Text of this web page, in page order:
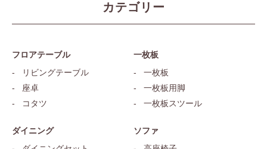
カテゴリー
フロアテーブル
リビングテーブル
座卓
コタツ
一枚板
一枚板
一枚板用脚
一枚板スツール
ダイニング
ソファ